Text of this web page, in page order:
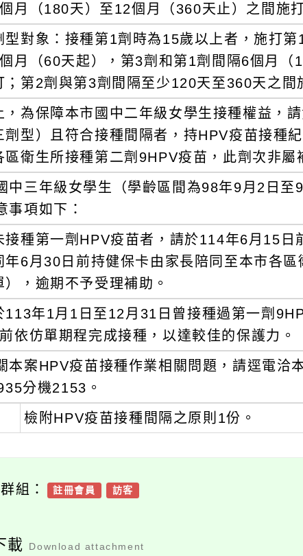
月（180天）至12個月（360天止）之間施打
型對象：接種第1劑時為15歲以上者，施打
月（60天起），第3劑和第1劑間隔6個月（
；第2劑與第3劑間隔至少120天至360天之間
，為保障本市國中二年級女學生接種權益，
劑型）且符合接種間隔者，持HPV疫苗接種
區衛生所接種第二劑9HPV疫苗，此劑次非屬
中三年級女學生（學齡區間為98年9月2日
事項如下：
接種第一劑HPV疫苗者，請於114年6月15日
年6月30日前持健保卡由家長陪同至本市各
），逾期不予受理補助。
113年1月1日至12月31日曾接種過第一劑
依仿單期程完成接種，以達較佳的保護力。
本案HPV疫苗接種作業相關問題，請逕電洽
分機2153。
檢附HPV疫苗接種間隔之原則1份。
組： 註冊會員 訪客
載 Download attachment